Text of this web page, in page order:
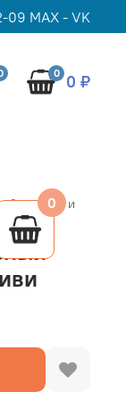
09 MAX - VK
0 0 ₽
брокколи и
0